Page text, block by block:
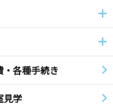
・各種手続き
見学